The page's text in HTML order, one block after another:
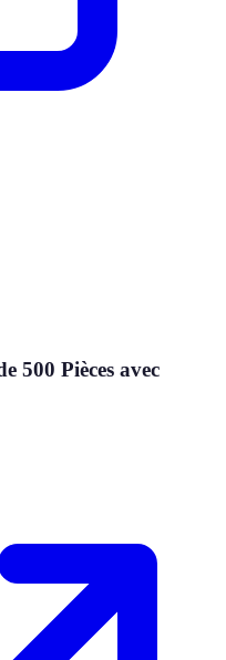
500 Pièces avec